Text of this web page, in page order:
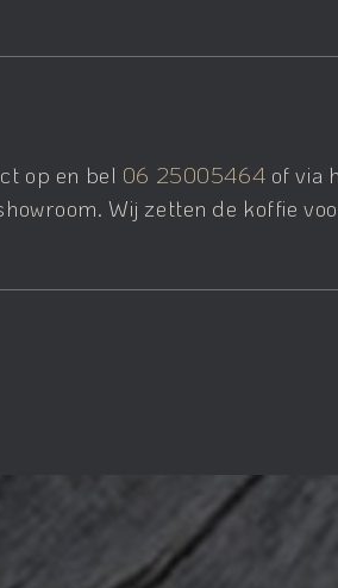
op en bel 06 25005464 of via
Wij zetten de koffie